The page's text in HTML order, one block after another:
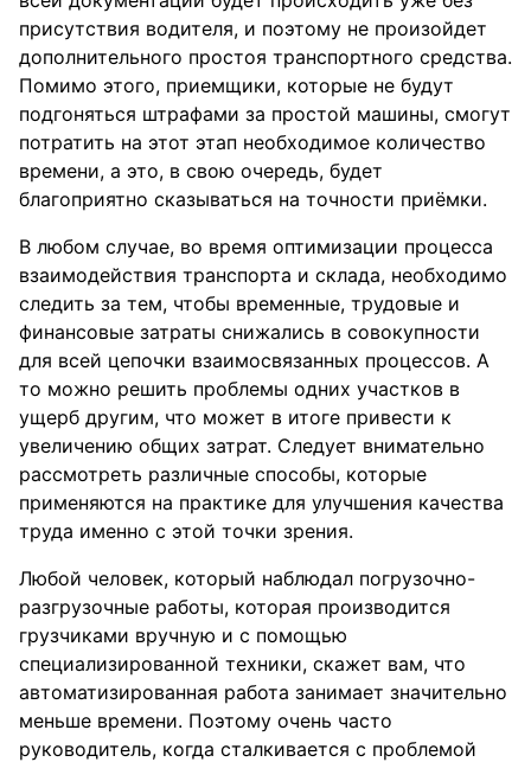
присутствия водителя, и поэтому не произойдет
дополнительного простоя транспортного средства.
Помимо этого, приемщики, которые не будут
подгоняться штрафами за простой машины, смогут
потратить на этот этап необходимое количество
времени, а это, в свою очередь, будет
благоприятно сказываться на точности приёмки.
В любом случае, во время оптимизации процесса
взаимодействия транспорта и склада, необходимо
следить за тем, чтобы временные, трудовые и
финансовые затраты снижались в совокупности
для всей цепочки взаимосвязанных процессов. А
то можно решить проблемы одних участков в
ущерб другим, что может в итоге привести к
увеличению общих затрат. Следует внимательно
рассмотреть различные способы, которые
применяются на практике для улучшения качества
труда именно с этой точки зрения.
Любой человек, который наблюдал погрузочно-
разгрузочные работы, которая производится
грузчиками вручную и с помощью
специализированной техники, скажет вам, что
автоматизированная работа занимает значительно
меньше времени. Поэтому очень часто
руководитель, когда сталкивается с проблемой